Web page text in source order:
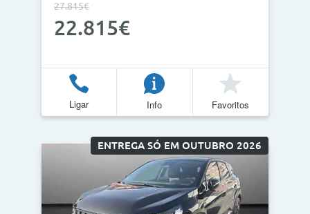
27.815€
22.815€
Ligar Info Favoritos
ENTREGA SÓ EM OUTUBRO 2026